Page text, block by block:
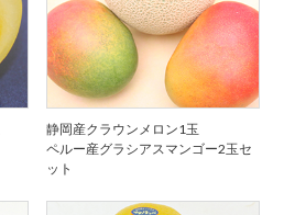
静岡産クラウンメロン1玉
ペルー産グラシアスマンゴー2玉セ
ット